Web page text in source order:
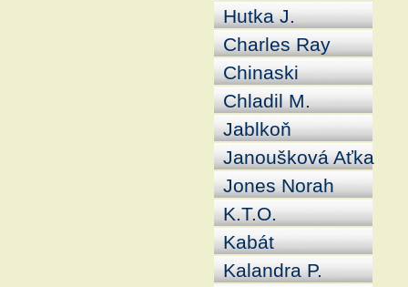
Hutka J.
Charles Ray
Chinaski
Chladil M.
Jablkoň
Janoušková Aťka
Jones Norah
K.T.O.
Kabát
Kalandra P.